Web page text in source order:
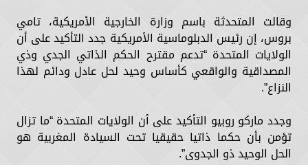
وقالت المتحدثة باسم وزارة الخارجية الأمريكية، تامي
بروس، إن رئيس الدبلوماسية الأمريكية جدد التأكيد على أن
الولايات المتحدة “تدعم مقترح الحكم الذاتي الجدي وذي
المصداقية والواقعي كأساس وحيد لحل عادل ودائم لهذا
النزاع”.
وجدد ماركو روبيو التأكيد على أن الولايات المتحدة “ما تزال
تؤمن بأن حكما ذاتيا حقيقيا تحت السيادة المغربية هو
الحل الوحيد ذو الجدوى”.